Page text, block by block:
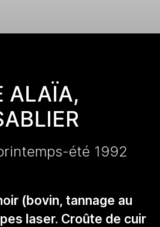
ALAÏA,
été 1992
(bovin, tannage au
laser. Croûte de cuir